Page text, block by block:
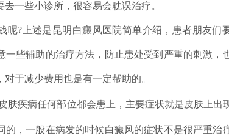
一些小诊所，很容易会耽误治疗。
?上述是昆明白癜风医院简单介绍，患者朋友们
一些辅助的治疗方法，防止患处受到严重的刺激，
于减少费用也是有一定帮助的。
疾病任何部位都会患上，主要症状就是皮肤上出
的，一般在病发的时候白癜风的症状不是很严重治